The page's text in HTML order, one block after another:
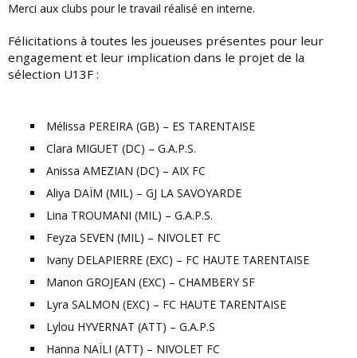
Merci aux clubs pour le travail réalisé en interne.
Félicitations à toutes les joueuses présentes pour leur
engagement et leur implication dans le projet de la
sélection U13F :
Mélissa PEREIRA (GB) – ES TARENTAISE
Clara MIGUET (DC) – G.A.P.S.
Anissa AMEZIAN (DC) – AIX FC
Aliya DAÏM (MIL) – GJ LA SAVOYARDE
Lina TROUMANI (MIL) – G.A.P.S.
Feyza SEVEN (MIL) – NIVOLET FC
Ivany DELAPIERRE (EXC) – FC HAUTE TARENTAISE
Manon GROJEAN (EXC) – CHAMBERY SF
Lyra SALMON (EXC) – FC HAUTE TARENTAISE
Lylou HYVERNAT (ATT) – G.A.P.S
Hanna NAÏLI (ATT) – NIVOLET FC